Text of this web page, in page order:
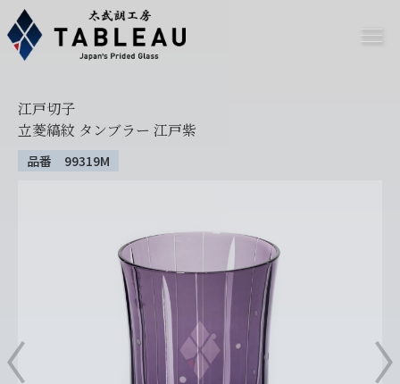
江戸切子
立菱縞紋 タンブラー 江戸紫
品番 99319M